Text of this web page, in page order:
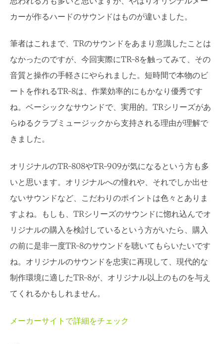
カーが作るハードのサウンドはものが違いました。
筆者はこれまで、TRのサウンドをあまり意識したことは
なかったのですが、今回実際にTR-8を触ってみて、その
音質と操作の手軽さにやられました。短時間で本物のビ
ートを作れるTR-8は、作業効率的にもかなり優秀です
ね。ベーシックなサウンドで、実用的。TRシリーズがあ
らゆるクラブミュージックから支持される理由が理解で
きました。
オリジナルのTR-808やTR-909が気になるという方も多
いと思います。オリジナルへの憧れや、それでしか出せ
ないサウンドなど、こだわりのポイントは色々とありま
すよね。もしも、TRシリーズのサウンドに惚れ込んでオ
リジナルの購入を検討しているという方がいたら、購入
の前に是非一度TR-8のサウンドを聴いてもらいたいです
ね。オリジナルのサウンドを忠実に再現して、現代的な
制作環境に適したTR-8が、オリジナル以上のものを与え
てくれるかもしれません。
メーカーサイトで詳細をチェック